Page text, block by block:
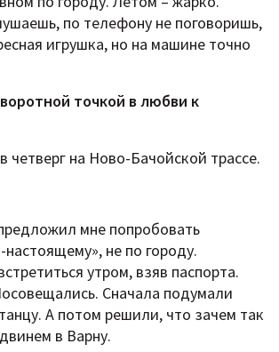
по телефону не поговоришь,
игрушка, но на машине точно
точкой в любви к
четверг на Ново-Бачойской трассе.
мне попробовать
настоящему», не по городу.
утром, взяв паспорта.
Сначала подумали
А потом решили, что зачем так
в Варну.